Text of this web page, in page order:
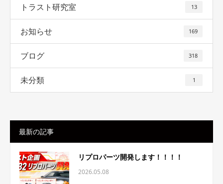
トラスト研究室 13
お知らせ 169
ブログ 318
未分類 1
最新の記事
リプロパーツ開発します！！！！
2026.05.08